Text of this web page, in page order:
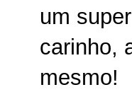
um
carinho,
mesmo!